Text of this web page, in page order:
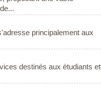
principalement aux
destinés aux étudiants et